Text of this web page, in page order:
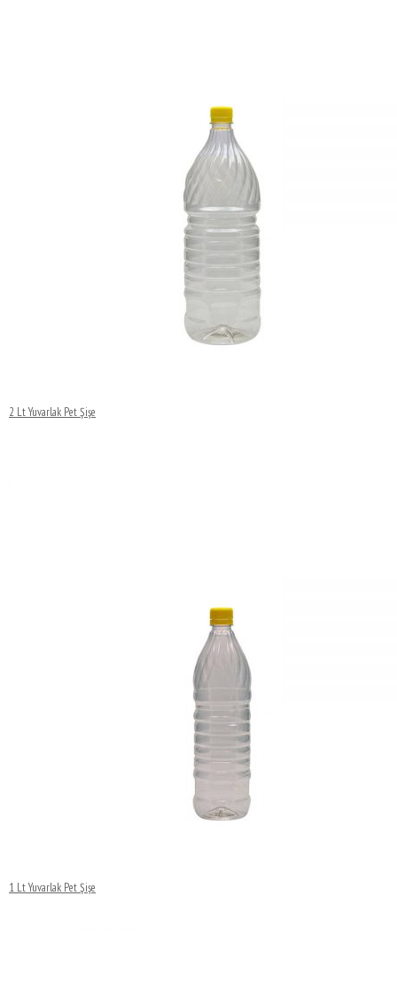
2 Lt Yuvarlak Pet Şişe
1 Lt Yuvarlak Pet Şişe